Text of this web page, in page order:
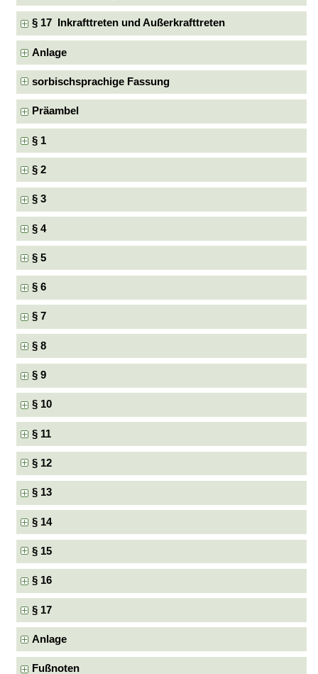
§ 17 Inkrafttreten und Außerkrafttreten
Anlage
sorbischsprachige Fassung
Präambel
§ 1
§ 2
§ 3
§ 4
§ 5
§ 6
§ 7
§ 8
§ 9
§ 10
§ 11
§ 12
§ 13
§ 14
§ 15
§ 16
§ 17
Anlage
Fußnoten